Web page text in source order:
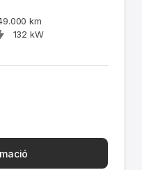
km
132 kW